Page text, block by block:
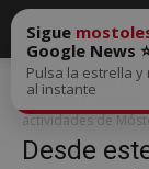
Inicio
Desde
Móstoles Ecosocial
actividades de
Desde
Sigue
Google News
Pulsa la estrella
al instante